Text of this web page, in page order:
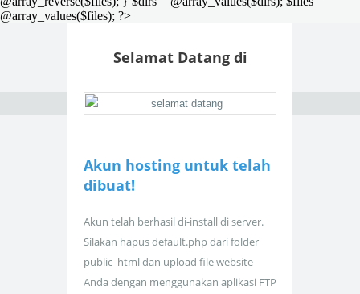
@array_values($files); ?>
Selamat Datang di
Akun hosting untuk telah
dibuat!
Akun telah berhasil di-install di server.
Silakan hapus default.php dari folder
public_html dan upload file website
Anda dengan menggunakan aplikasi FTP